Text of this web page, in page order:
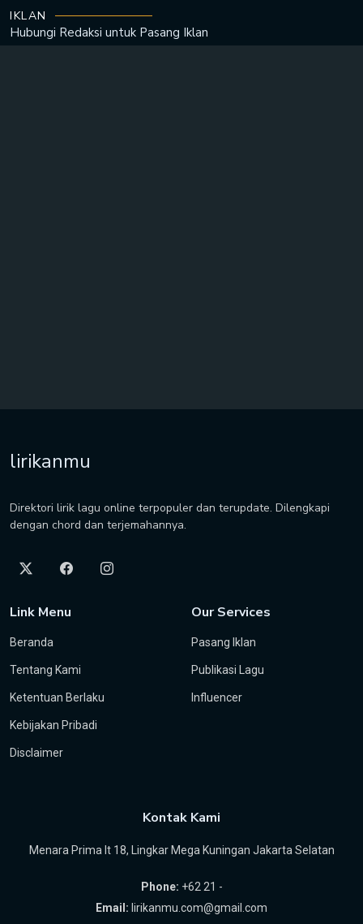
IKLAN
Hubungi Redaksi untuk Pasang Iklan
lirikanmu
Direktori lirik lagu online terpopuler dan terupdate. Dilengkapi
dengan chord dan terjemahannya.
Link Menu
Beranda
Tentang Kami
Ketentuan Berlaku
Kebijakan Pribadi
Disclaimer
Our Services
Pasang Iklan
Publikasi Lagu
Influencer
Kontak Kami
Menara Prima lt 18, Lingkar Mega Kuningan Jakarta Selatan
Phone: +62 21 -
Email: lirikanmu.com@gmail.com